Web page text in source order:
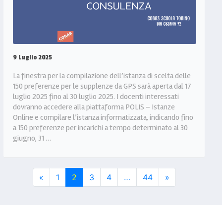
9 Luglio 2025
La finestra per la compilazione dell’istanza di scelta delle
150 preferenze per le supplenze da GPS sarà aperta dal 17
luglio 2025 fino al 30 luglio 2025. I docenti interessati
dovranno accedere alla piattaforma POLIS – Istanze
Online e compilare l’istanza informatizzata, indicando fino
a 150 preferenze per incarichi a tempo determinato al 30
giugno, 31 …
« 1 2 3 4 … 44 »